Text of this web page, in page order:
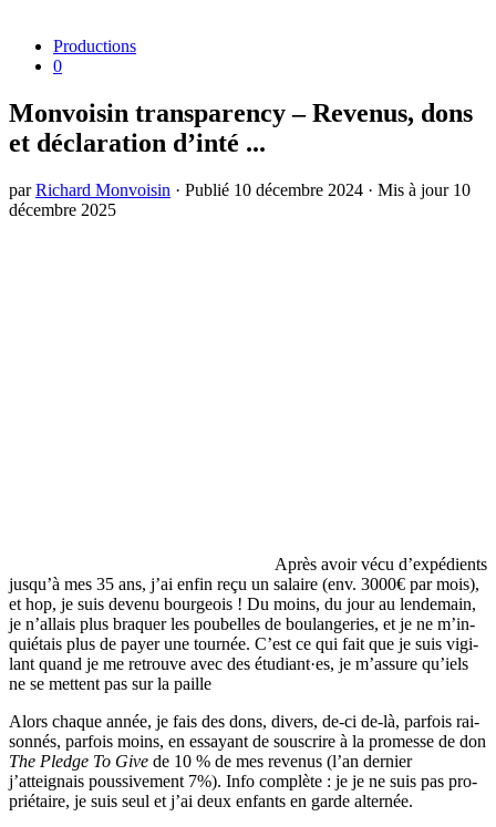
Productions
0
Monvoisin transparency – Revenus, dons
et déclaration d’inté ...
parRichard Monvoisin · Publié 10 décembre 2024 · Mis à jour 10
décembre 2025
Après avoir vécu d’ex­pé­dients
jus­qu’à mes 35 ans, j’ai enfin reçu un salaire (env. 3000€ par mois),
et hop, je suis deve­nu bour­geois ! Du moins, du jour au len­de­main,
je n’al­lais plus bra­quer les pou­belles de bou­lan­ge­ries, et je ne m’in­
quié­tais plus de payer une tour­née. C’est ce qui fait que je suis vigi­
lant quand je me retrouve avec des étudiant·es, je m’as­sure qu’iels
ne se mettent pas sur la paille
Alors chaque année, je fais des dons, divers, de-ci de-là, par­fois rai­
son­nés, par­fois moins, en essayant de sous­crire à la pro­messe de don
The Pledge To Give de 10 % de mes reve­nus (l’an der­nier
j’atteignais pous­si­ve­ment 7%). Info com­plète : je je ne suis pas pro­
prié­taire, je suis seul et j’ai deux enfants en garde alter­née.